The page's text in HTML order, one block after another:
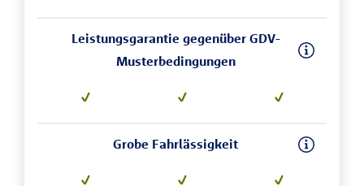
Leistungsgarantie gegenüber GDV-
Musterbedingungen
Grobe Fahrlässigkeit